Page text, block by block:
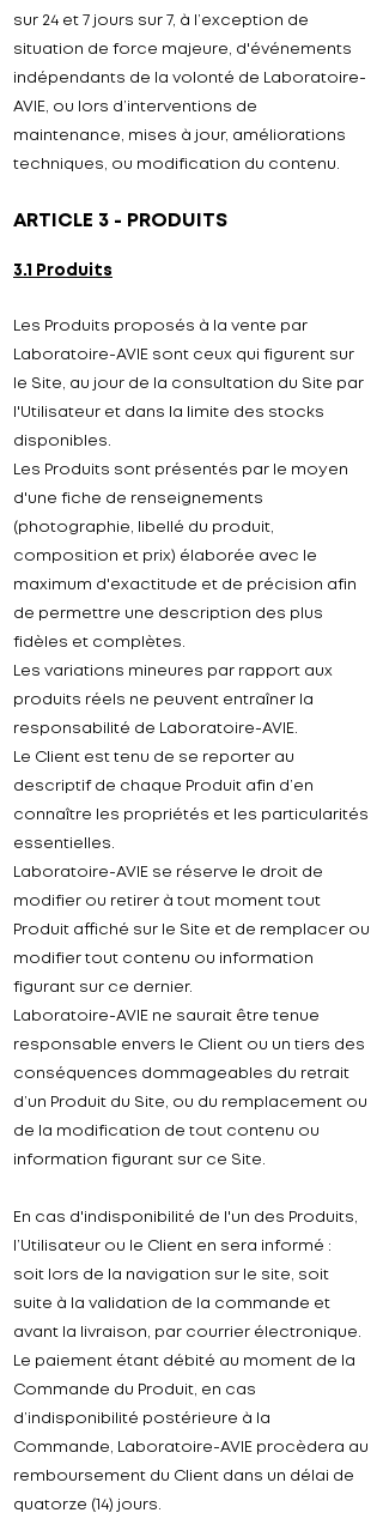
sur 24 et 7 jours sur 7, à l’exception de
situation de force majeure, d'événements
indépendants de la volonté de Laboratoire-
AVIE, ou lors d’interventions de
maintenance, mises à jour, améliorations
techniques, ou modification du contenu.
ARTICLE 3 - PRODUITS
3.1 Produits
Les Produits proposés à la vente par
Laboratoire-AVIE sont ceux qui figurent sur
le Site, au jour de la consultation du Site par
l'Utilisateur et dans la limite des stocks
disponibles.
Les Produits sont présentés par le moyen
d'une fiche de renseignements
(photographie, libellé du produit,
composition et prix) élaborée avec le
maximum d'exactitude et de précision afin
de permettre une description des plus
fidèles et complètes.
Les variations mineures par rapport aux
produits réels ne peuvent entraîner la
responsabilité de Laboratoire-AVIE.
Le Client est tenu de se reporter au
descriptif de chaque Produit afin d’en
connaître les propriétés et les particularités
essentielles.
Laboratoire-AVIE se réserve le droit de
modifier ou retirer à tout moment tout
Produit affiché sur le Site et de remplacer ou
modifier tout contenu ou information
figurant sur ce dernier.
Laboratoire-AVIE ne saurait être tenue
responsable envers le Client ou un tiers des
conséquences dommageables du retrait
d’un Produit du Site, ou du remplacement ou
de la modification de tout contenu ou
information figurant sur ce Site.
En cas d'indisponibilité de l'un des Produits,
l’Utilisateur ou le Client en sera informé :
soit lors de la navigation sur le site, soit
suite à la validation de la commande et
avant la livraison, par courrier électronique.
Le paiement étant débité au moment de la
Commande du Produit, en cas
d’indisponibilité postérieure à la
Commande, Laboratoire-AVIE procèdera au
remboursement du Client dans un délai de
quatorze (14) jours.